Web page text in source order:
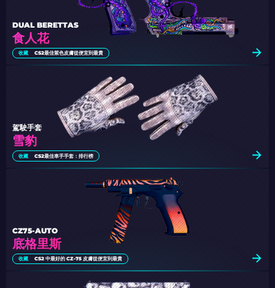
食人花
DUAL BERETTAS
收藏 CS2最佳紫色皮膚從便宜到最貴
雪豹
駕駛手套
收藏 CS2最佳車手手套：排行榜
底格里斯
CZ75-AUTO
收藏 CS2 中最好的 CZ-75 皮膚從便宜到最貴